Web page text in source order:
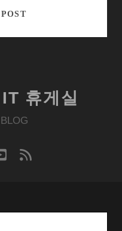
동
첫
워
소
휴게실
youtube
rss